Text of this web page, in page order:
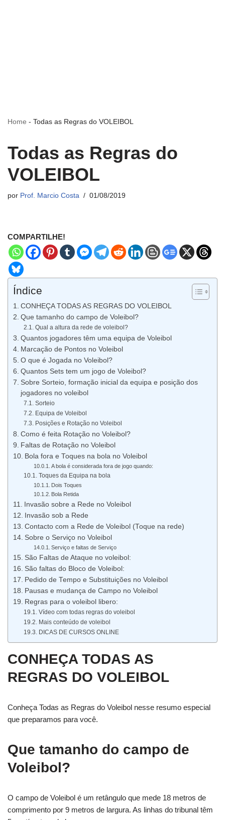
Home - Todas as Regras do VOLEIBOL
Todas as Regras do
VOLEIBOL
por Prof. Marcio Costa 01/08/2019
COMPARTILHE!
Índice
CONHEÇA TODAS AS REGRAS DO VOLEIBOL
Que tamanho do campo de Voleibol?
Qual a altura da rede de voleibol?
Quantos jogadores têm uma equipa de Voleibol
Marcação de Pontos no Voleibol
O que é Jogada no Voleibol?
Quantos Sets tem um jogo de Voleibol?
Sobre Sorteio, formação inicial da equipa e posição dos
jogadores no voleibol
Sorteio
Equipa de Voleibol
Posições e Rotação no Voleibol
Como é feita Rotação no Voleibol?
Faltas de Rotação no Voleibol
Bola fora e Toques na bola no Voleibol
A bola é considerada fora de jogo quando:
Toques da Equipa na bola
Dois Toques
Bola Retida
Invasão sobre a Rede no Voleibol
Invasão sob a Rede
Contacto com a Rede de Voleibol (Toque na rede)
Sobre o Serviço no Voleibol
Serviço e faltas de Serviço
São Faltas de Ataque no voleibol:
São faltas do Bloco de Voleibol:
Pedido de Tempo e Substituições no Voleibol
Pausas e mudança de Campo no Voleibol
Regras para o voleibol libero:
Vídeo com todas regras do voleibol
Mais conteúdo de voleibol
DICAS DE CURSOS ONLINE
CONHEÇA TODAS AS
REGRAS DO VOLEIBOL
Conheça Todas as Regras do Voleibol nesse resumo especial
que preparamos para você.
Que tamanho do campo de
Voleibol?
O campo de Voleibol é um retângulo que mede 18 metros de
comprimento por 9 metros de largura. As linhas do tribunal têm